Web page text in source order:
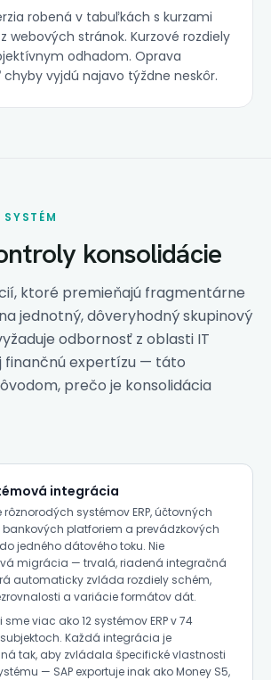
robená v tabuľkách s kurzami
webových stránok. Kurzové rozdiely
odhadom. Oprava
vyjdú najavo týždne neskôr.
konsolidácie
ktoré premieňajú fragmentárne
jednotný, dôveryhodný skupinový
odbornosť z oblasti IT
finančnú expertízu — táto
prečo je konsolidácia
integrácia
rôznorodých systémov ERP, účtovných
bankových platforiem a prevádzkových
jedného dátového toku. Nie
migrácia — trvalá, riadená integračná
automaticky zvláda rozdiely schém,
a variácie formátov dát.
viac ako 12 systémov ERP v 74
Každá integrácia je
tak, aby zvládala špecifické vlastnosti
— SAP exportuje inak ako Money S5,